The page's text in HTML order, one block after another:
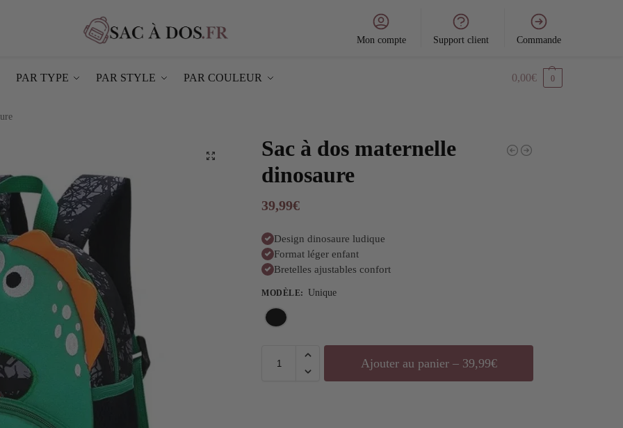
Mon compte Support client Commande
PAR TYPE PAR STYLE PAR COULEUR 0,00€ 0
Sac à dos maternelle
dinosaure
39,99€
Design dinosaure ludique
Format léger enfant
Bretelles ajustables confort
MODÈLE: Unique
Ajouter au panier – 39,99€